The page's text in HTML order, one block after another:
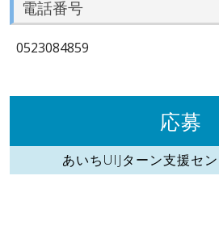
電話番号
0523084859
応募
あいちUIJターン支援セ